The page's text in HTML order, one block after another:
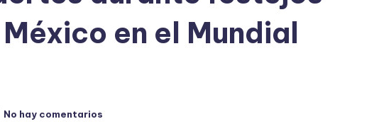
en el Mundial
No hay comentarios